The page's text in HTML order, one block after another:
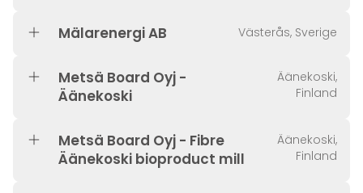
Mälarenergi AB Västerås, Sverige
Metsä Board Oyj -
Äänekoski
Äänekoski,
Finland
Metsä Board Oyj - Fibre
Äänekoski bioproduct mill
Äänekoski,
Finland